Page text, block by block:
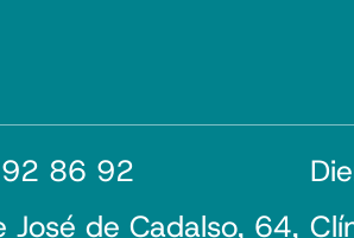
86 92
José de Cadalso, 64,